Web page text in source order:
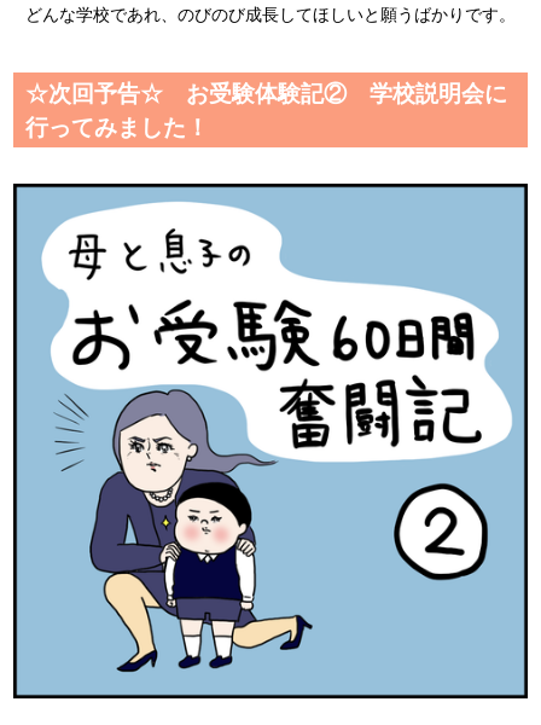
どんな学校であれ、のびのび成長してほしいと願うばかりです。
☆次回予告☆ お受験体験記② 学校説明会に
行ってみました！